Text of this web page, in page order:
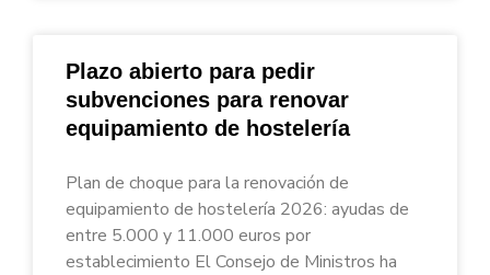
Plazo abierto para pedir
subvenciones para renovar
equipamiento de hostelería
Plan de choque para la renovación de
equipamiento de hostelería 2026: ayudas de
entre 5.000 y 11.000 euros por
establecimiento El Consejo de Ministros ha